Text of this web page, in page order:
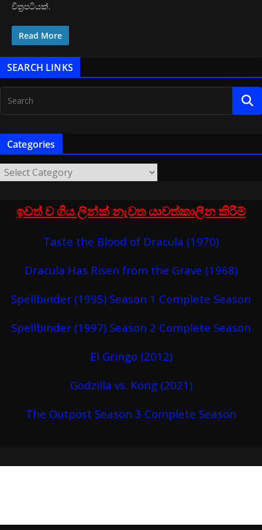
චිත්‍රපටියක්.
Read More
SEARCH LINKS
Categories
ඉවත් ව ගිය ලින්ක් නැවත යාවත්කාලීන කිරීම්
Taste the Blood of Dracula (1970)
Dracula Has Risen from the Grave (1968)
Spellbinder (1995) Season 1 Complete Season
Spellbinder (1997) Season 2 Complete Season
El Gringo (2012)
Godzilla vs. Kong (2021)
The Outpost Season 3 Complete Season